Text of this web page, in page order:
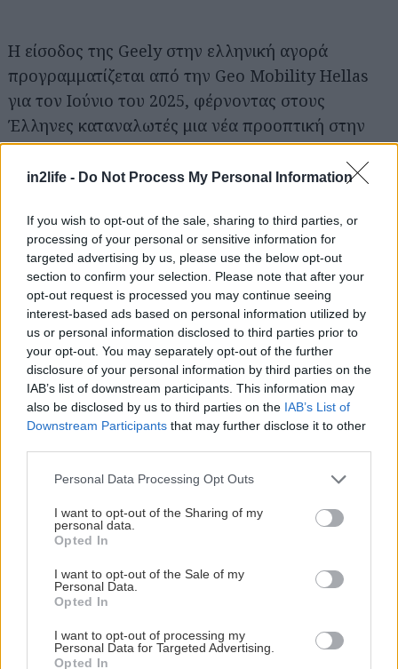
in2life - Do Not Process My Personal Information
If you wish to opt-out of the sale, sharing to third parties, or
processing of your personal or sensitive information for
targeted advertising by us, please use the below opt-out
section to confirm your selection. Please note that after your
opt-out request is processed you may continue seeing
interest-based ads based on personal information utilized by
us or personal information disclosed to third parties prior to
your opt-out. You may separately opt-out of the further
disclosure of your personal information by third parties on the
IAB’s list of downstream participants. This information may
also be disclosed by us to third parties on the IAB’s List of
Downstream Participants that may further disclose it to other
Please note that this website/app uses one or more Google
not limited to your visit or usage behaviour. You may click to
grant or deny consent to Google and its third-party tags to
use your data for below specified purposes in below Google
consent section.
Personal Data Processing Opt Outs
I want to opt-out of the Sharing of my
personal data.
Opted In
I want to opt-out of the Sale of my
Personal Data.
Opted In
I want to opt-out of processing my
Personal Data for Targeted Advertising.
Opted In
Η είσοδος της Geely στην ελληνική αγορά
προγραμματίζεται από την Geo Mobility Hellas
για τον Ιούνιο του 2025, φέρνοντας στους
Έλληνες καταναλωτές μια νέα προοπτική στην
αυτοκίνηση – με επίκεντρο την τεχνολογία, την
ασφάλεια και τη βιωσιμότητα.
Το πρώτο μοντέλο που θα λανσαριστεί στην
Ελλάδα είναι το Geely EX5, ένα προηγμένο και
πλήρως ηλεκτρικό SUV κατηγορίας C,
σχεδιασμένο για να προσφέρει κορυφαία εμπειρία
οδήγησης.
Το Geely EX5 βασίζεται στην καινοτόμο
πλατφόρμα GEA (Global Intelligent New Energy
Vehicle Architecture), και εξοπλίζεται με την
πρωτοποριακή μπαταρία Short Blade LFP, η οποία
έχει σχεδιαστεί για να προσφέρει διάρκεια ζωής
Επιπλέον, το EX5 ενσωματώνει προηγμένα
συστήματα υποβοήθησης οδηγού (ADAS),
προσφέροντας υψηλά επίπεδα ασφάλειας, άνεσης